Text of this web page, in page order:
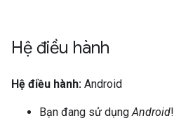
Hệ điều hành
Hệ điều hành: Android
Bạn đang sử dụngAndroid!